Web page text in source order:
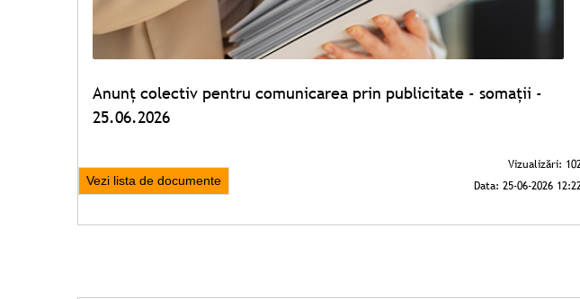
Anunț colectiv pentru comunicarea prin publicitate - somații -
25.06.2026
Vezi lista de documente